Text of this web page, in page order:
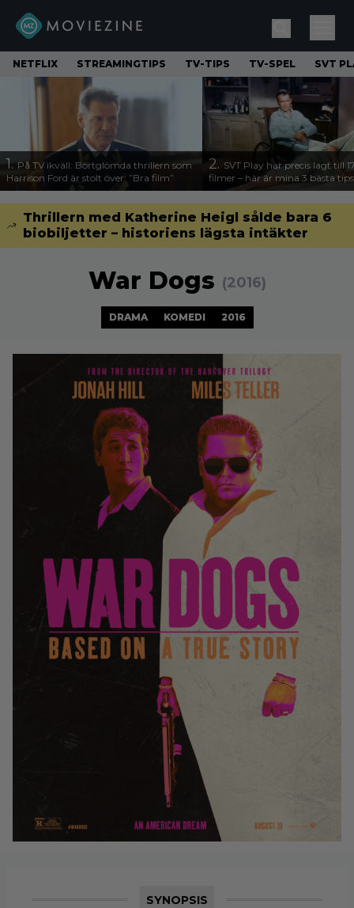
NETFLIX STREAMINGTIPS TV-TIPS TV-SPEL SVT
1. På TV ikväll: Bortglömda thrillern som
Harrison Ford är stolt över: ”Bra film”
2. SVT Play har precis lagt till
filmer – här är mina 3 bästa tips
Thrillern med Katherine Heigl sålde bara 6
biobiljetter – historiens lägsta intäkter
War Dogs (2016)
DRAMA KOMEDI 2016
SYNOPSIS